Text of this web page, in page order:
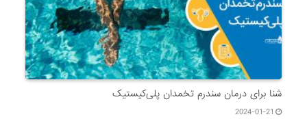
شنا برای درمان سندرم تخمدان پلی‌کیستیک
2024-01-21